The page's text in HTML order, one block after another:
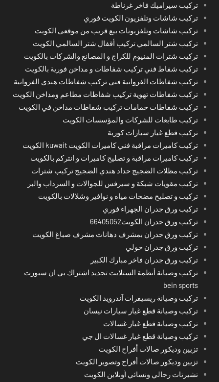
تركيب سيراميك فاخر غرناطة
تركيب شاشات وتلفزيون الكويت فوري
تركيب شاشات وتلفزيونات بيع قريب من موقعي الكويت
تركيب شتر السالمي تركيب أقفال شتر السالمي الكويت
تركيب شترات المنيوم للكراج و المصانع والشركات بالكويت
تركيب شفاط فني تركيب شفاطات و مداخن فورية بالكويت
تركيب شفاطات الفروانية فني تركيب شفاطات هندي الفروانية
تركيب شفاطات تهوية تركيب شفاطات مطاعم ومداخن الكويت
تركيب شفاطات حمامات تركيب شفاطات مداخن في الكويت
تركيب طابعات للشركات والمؤسسات الكويت
تركيب قطع غيار سيارات كورية
تركيب كاميرات مراقبة فني كاميرات الكويت kuwait الكويت
تركيب كاميرات مراقبة و تصليح كاميرات و انتركم بالكويت
تركيب مظلات الضجيج حداد هندي الضجيج تركيب شترات
تركيب مقويات شبكة و سيرفس للجوالات و السرداب والبر
تركيب و تصليح مضخات مياه و نوافير وشلالات بالكويت
تركيب ورق جدران الجهراء فوري
تركيب ورق جدران الكويت66405052
تركيب ورق جدران بمشرف دهانات مشرف صباغ الكويت
تركيب ورق جدران حولي
تركيب ورق جدران فاخر مبارك الكبير
تركيب وصيانة أنظمة الستلايت تجديد اشتراك بي ان سبورت
bein sports
تركيب وصيانة ريسيفرات آندرويد الكويت
تركيب وصيانة قطع غيار سيارات نيسان
تركيب وصيانة قطع غيار غسالات
تركيب وصيانة قطع غيار غسالات ال جي
تزيين وديكور صالات أفراح الكويت
تزيين وديكور صالات أفراح وتصوير الكويت
تشيرتات رجالي ونسائي أونلاين الكويت